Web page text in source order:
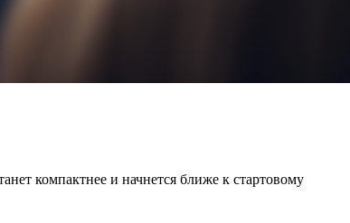
компактнее и начнется ближе к стартовому